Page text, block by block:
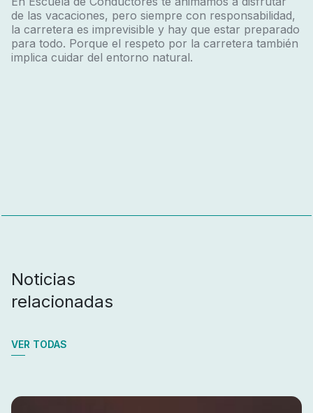
de las vacaciones, pero siempre con responsabilidad,
la carretera es imprevisible y hay que estar preparado
para todo. Porque el respeto por la carretera también
implica cuidar del entorno natural.
Noticias
relacionadas
VER TODAS